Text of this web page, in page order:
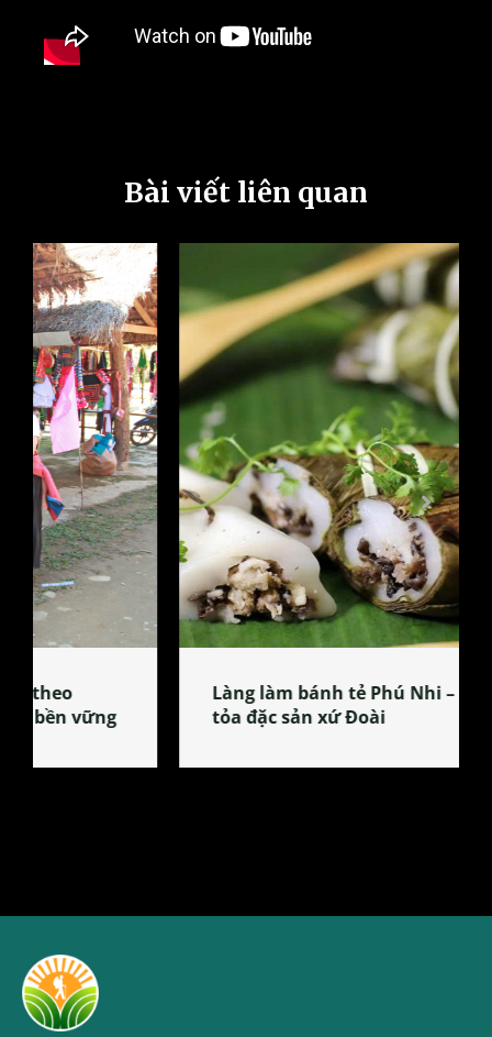
Bài viết liên quan
Làng làm bánh tẻ Phú Nhi – nơi lan
tỏa đặc sản xứ Đoài